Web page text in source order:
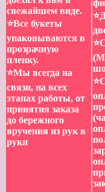
свежайшем виде.
⭐️Все букеты
упаковываются в
прозрачную
пленку.
⭐️Мы всегда на
связи, на всех
этапах работы, от
принятия заказа
до бережного
вручения из рук в
руки